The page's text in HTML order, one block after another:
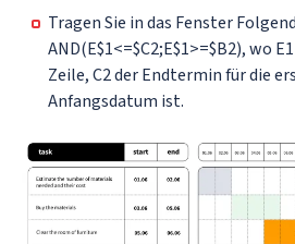
Tragen Sie in das Fenster
AND(E$1<=$C2;E$1>=$B2), wo
Zeile, С2 der Endtermin für die
Anfangsdatum ist.